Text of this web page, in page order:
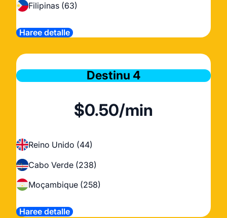
Filipinas (63)
Haree detalle
Destinu 4
$0.50/min
Reino Unido (44)
Cabo Verde (238)
Moçambique (258)
Haree detalle